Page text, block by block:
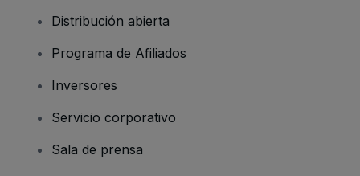
Distribución abierta
Programa de Afiliados
Inversores
Servicio corporativo
Sala de prensa